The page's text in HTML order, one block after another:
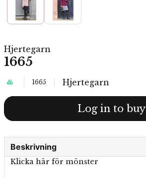
Hjertegarn
1665
1665 Hjertegarn
Log in to buy
Beskrivning
Klicka här för mönster